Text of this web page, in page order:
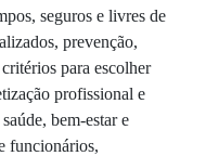
seguros e livres de
prevenção,
para escolher
profissional e
bem-estar e
funcionários,